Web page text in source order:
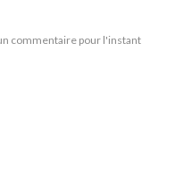
commentaire pour l'instant